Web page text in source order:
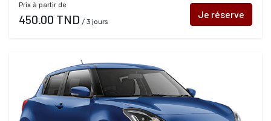
Prix à partir de
450.00 TND / 3 jours
Je réserve